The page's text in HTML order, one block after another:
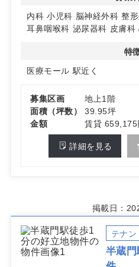
内科 小児科 脳神経外科 整
耳鼻咽喉科 泌尿器科 皮膚科
特
医療モール 駅近く
募集区画
地上1階
面積（坪数）
39.95坪
金額
賃貸 659,175
詳細を見る
掲載日：
テナン
半蔵